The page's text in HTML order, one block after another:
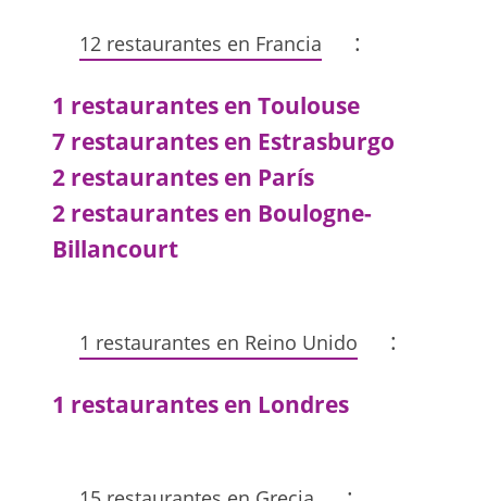
12 restaurantes en Francia :
1 restaurantes en Toulouse
7 restaurantes en Estrasburgo
2 restaurantes en París
2 restaurantes en Boulogne-
Billancourt
1 restaurantes en Reino Unido :
1 restaurantes en Londres